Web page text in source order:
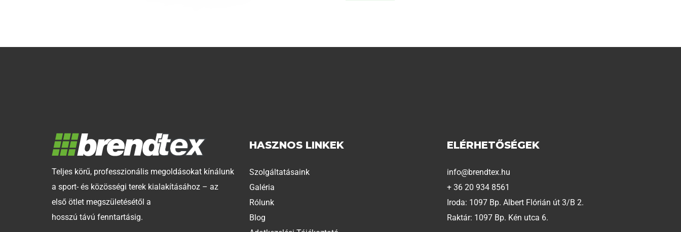
Teljes körű, professzionális megoldásokat kínálunk
a sport- és közösségi terek kialakításához – az
első ötlet megszületésétől a
hosszú távú fenntartásig.
HASZNOS LINKEK
Szolgáltatásaink
Galéria
Rólunk
Blog
ELÉRHETŐSÉGEK
info@brendtex.hu
+ 36 20 934 8561
Iroda: 1097 Bp. Albert Flórián út 3/B 2.
Raktár: 1097 Bp. Kén utca 6.